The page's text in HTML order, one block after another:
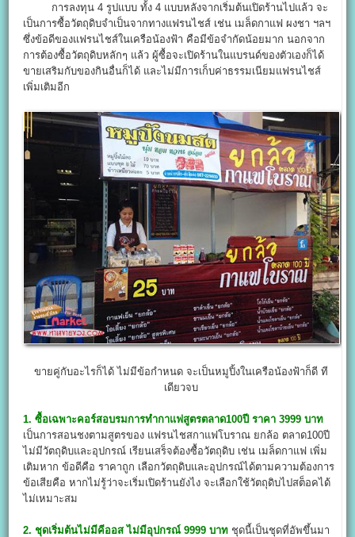
การลงทุน 4 รูปแบบ ทั้ง 4 แบบหลังจากเริ่มต้นเปิดร้านไปแล้ว จะ
เป็นการซื้อวัตถุดิบจำเป็นจากทางแฟรนไชส์ เช่น เมล็ดกาแฟ ผงชา ฯลฯ
ซึ่งข้อดีของแฟรนไชส์ในเครือน้องฟ้า คือมีข้อจำกัดน้อยมาก นอกจาก
การต้องซื้อวัตถุดิบหลักๆ แล้ว ผู้ซื้อจะเปิดร้านในแบรนด์ของตัวเองก็ได้
ขายเสริมกับของกินอื่นก็ได้ และไม่มีการเก็บค่าธรรมเนียมแฟรนไชส์
เพิ่มเติมอีก
ขายคู่กับอะไรก็ได้ ไม่มีข้อกำหนด จะเป็นหมูปิ้งในเครือน้องฟ้าก็ดี ที
เดียวจบ
1. ซื้อเฉพาะคอร์สอบรมการทำกาแฟสูตรตลาด100ปี ราคา 3999 บาท
เป็นการสอนชงตามสูตรของ แฟรนไชสกาแฟโบราณ ยกล้อ ตลาด100ปี
ไม่มีวัตถุดิบและอุปกรณ์ เรียนเสร็จต้องซื้อวัตถุดิบ เช่น เมล็ดกาแฟ เพิ่ม
เติมหาก ข้อดีคือ ราคาถูก เลือกวัตถุดิบและอุปกรณ์ได้ตามความต้องการ
ข้อเสียคือ หากไม่รู้ว่าจะเริ่มเปิดร้านยังไง จะเลือกใช้วัตถุดิบไปสต็อคได้
ไม่เหมาะสม
2. ชุดเริ่มต้นไม่มีคีออส ไม่มีอุปกรณ์ 9999 บาท ชุดนี้เป็นชุดที่อัพขึ้นมา